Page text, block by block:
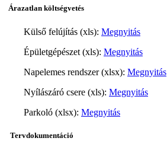
Árazatlan költségvetés
Külső felújítás (xls): Megnyitás
Épületgépészet (xls): Megnyitás
Napelemes rendszer (xlsx): Megnyitás
Nyílászáró csere (xls): Megnyitás
Parkoló (xlsx): Megnyitás
Tervdokumentáció